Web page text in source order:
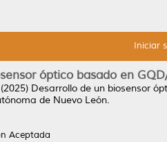
Iniciar
óptico basado en
(2025) Desarrollo de un biosensor
de Nuevo León.
Aceptada